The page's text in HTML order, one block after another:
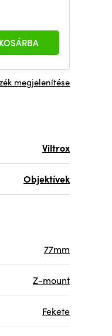
KOSÁRBA
megjelenítése
Viltrox
Objektívek
77mm
Z-mount
Fekete